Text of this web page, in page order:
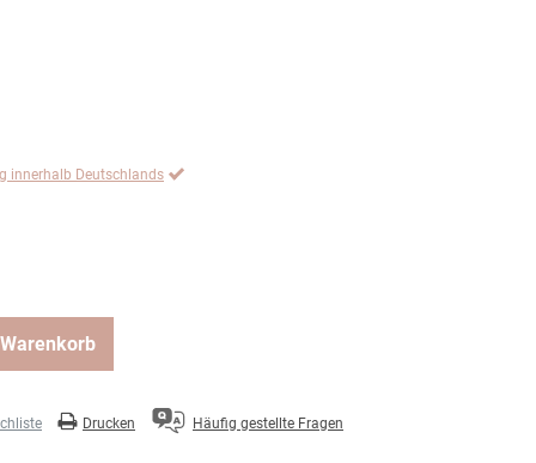
innerhalb Deutschlands
Drucken Häufig gestellte Fragen